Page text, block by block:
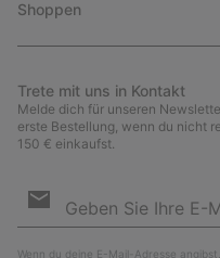
Shoppen
Trete mit uns in Kontakt
Melde dich für unseren
erste Bestellung, wenn du nicht
150 € einkaufst.
Anmeldung
Wenn du deine E-Mail-Adresse